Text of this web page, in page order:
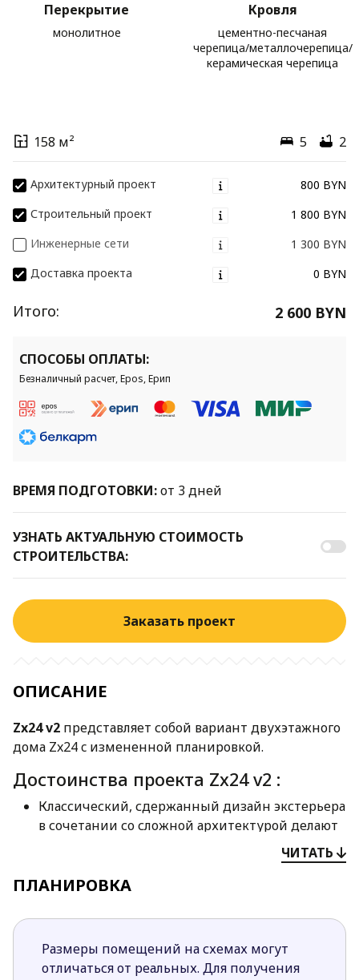
Перекрытие
монолитное
Кровля
цементно-песчаная
черепица/металлочерепица/
керамическая черепица
158 м² 5 2
Архитектурный проект
800 BYN
Строительный проект
1 800 BYN
Инженерные сети
1 300 BYN
Доставка проекта
0 BYN
Итого: 2 600 BYN
СПОСОБЫ ОПЛАТЫ:
Безналичный расчет, Epos, Ерип
ВРЕМЯ ПОДГОТОВКИ:от 3 дней
УЗНАТЬ АКТУАЛЬНУЮ СТОИМОСТЬ
СТРОИТЕЛЬСТВА:
Заказать проект
ОПИСАНИЕ
Zx24 v2 представляет собой вариант двухэтажного
дома Zx24 c измененной планировкой.
Достоинства проекта Zx24 v2 :
Классический, сдержанный дизайн экстерьера
в сочетании со сложной архитектурой делают
привлекательным. Такой коттедж гармонично
вливается в любой пейзаж.
удобна в использовании. Все зоны имеют
четкие границы.
Спальня, предусмотренная на первом этаже,
ЧИТАТЬ
ПЛАНИРОВКА
Размеры помещений на схемах могут
отличаться от реальных. Для получения